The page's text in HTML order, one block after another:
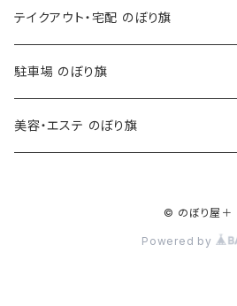
テイクアウト・宅配 のぼり旗
駐車場 のぼり旗
美容・エステ のぼり旗
© のぼり屋＋
Powered by